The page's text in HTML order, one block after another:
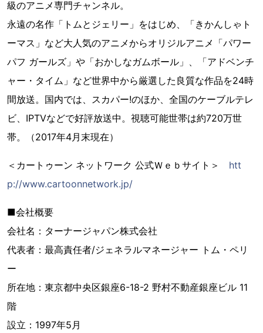
級のアニメ専門チャンネル。
永遠の名作「トムとジェリー」をはじめ、「きかんしゃト
ーマス」など大人気のアニメからオリジルアニメ「パワー
パフ ガールズ」や「おかしなガムボール」、「アドベンチ
ャー・タイム」など世界中から厳選した良質な作品を24時
間放送。国内では、スカパー!のほか、全国のケーブルテレ
ビ、IPTVなどで好評放送中。視聴可能世帯は約720万世
帯。（2017年4月末現在）
＜カートゥーン ネットワーク 公式Ｗｅｂサイト＞ htt
p://www.cartoonnetwork.jp/
■会社概要
会社名：ターナージャパン株式会社
代表者：最高責任者/ジェネラルマネージャー トム・ペリ
ー
所在地：東京都中央区銀座6-18-2 野村不動産銀座ビル 11
階
設立：1997年5月